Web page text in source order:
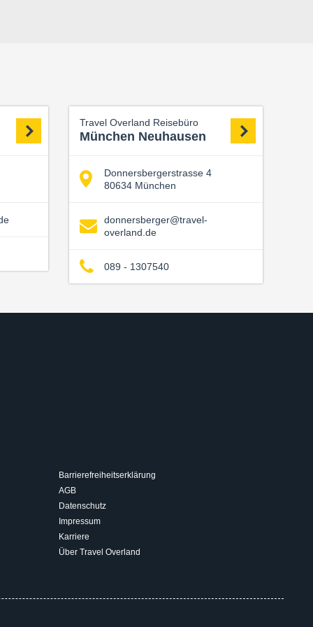
Travel Overland Reisebüro
München Neuhausen
Donnersbergerstrasse 4
80634 München
donnersberger@travel-
overland.de
089 - 1307540
Barrierefreiheitserklärung
AGB
Datenschutz
Impressum
Karriere
Über Travel Overland